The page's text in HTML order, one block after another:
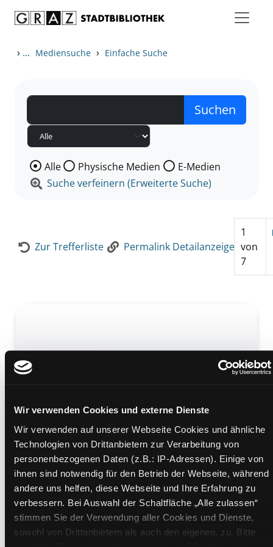
Wir verwenden Cookies und externe Dienste
Wir verwenden auf unserer Webseite Cookies und ähnliche
Technologien von Drittanbietern zur Verarbeitung von
personenbezogenen Daten (z.B.: IP-Adressen). Einige von
ihnen sind notwendig für den Betrieb der Webseite, während
andere uns helfen, diese Webseite und Ihre Erfahrung zu
verbessern. Bei Auswahl der Schaltfläche „Alle zulassen“
stimmen Sie der Verwendung aller Cookies und Dienste,
sowohl von Drittanbietern als auch den eigenen, zu. Bitte
› ... Mediensuche › Einfache Suche
Wählen Sie die Medienart nach der Sie suchen wollen.
Alle Physische Medien
E-Medien
Suche verfeinern (Erweiterte Suche)
Zur Trefferliste Permalink Detailanzeige
1
von
7
Monster manual
Monstern für das größte Rollenspiel der Welt zu
erschaffen]
Mediengruppe: Sachbuch
Übergeordnetes Werk: Dungeons and Dragons
Grundregelwerk
Beschreibung ein-/ausblenden
Mehr Informationen ein-/ausblenden